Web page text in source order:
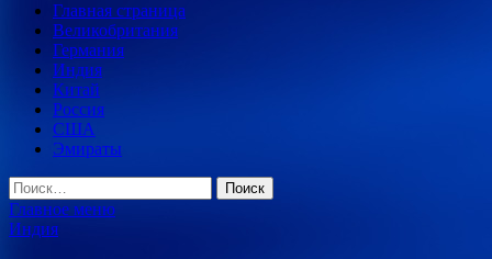
Главная страница
Великобритания
Германия
Индия
Китай
Россия
США
Эмираты
Найти:
Главное меню
Индия